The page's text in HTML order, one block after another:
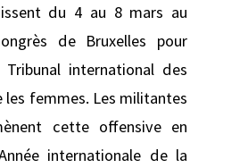
du 4 au 8 mars au
de Bruxelles pour
international des
les femmes. Les militantes
cette offensive en
internationale de la